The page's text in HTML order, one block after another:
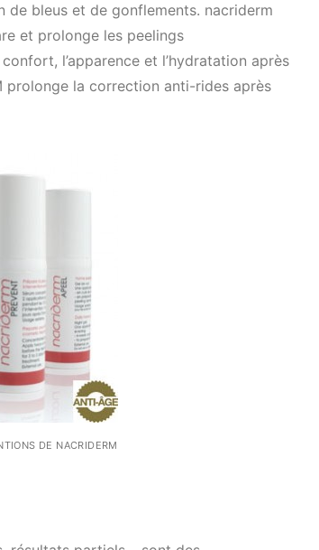
de bleus et de gonflements. nacriderm
et prolonge les peelings
l’apparence et l’hydratation après
prolonge la correction anti-rides après
DE NACRIDERM